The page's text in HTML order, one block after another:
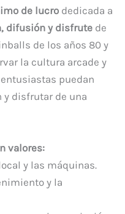
de lucro dedicada a
difusión y disfrute de
de los años 80 y
la cultura arcade y
puedan
y disfrutar de una
valores:
y las máquinas.
y la